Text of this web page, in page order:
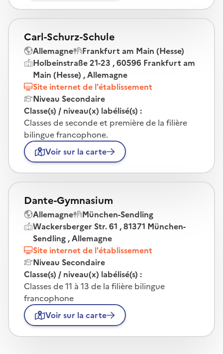
Carl-Schurz-Schule
Allemagne
Frankfurt am Main (Hesse)
Holbeinstraße 21-23 , 60596 Frankfurt am
Main (Hesse) , Allemagne
Site internet de l'établissement
Niveau Secondaire
Classe(s) / niveau(x) labélisé(s) :
Classes de seconde et première de la filière
bilingue francophone.
Voir sur la carte
Dante-Gymnasium
Allemagne
München-Sendling
Wackersberger Str. 61 , 81371 München-
Sendling , Allemagne
Site internet de l'établissement
Niveau Secondaire
Classe(s) / niveau(x) labélisé(s) :
Classes de 11 à 13 de la filière bilingue
francophone
Voir sur la carte